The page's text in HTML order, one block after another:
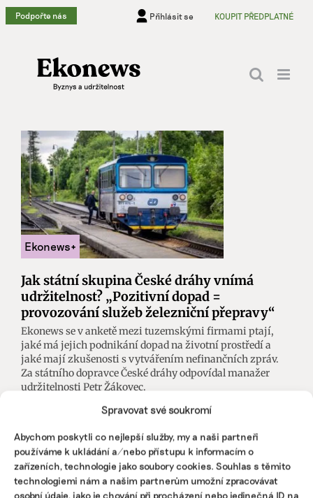
Spravovat své soukromí
Abychom poskytli co nejlepší služby, my a naši partneři
používáme k ukládání a/nebo přístupu k informacím o
zařízeních, technologie jako soubory cookies. Souhlas s těmito
technologiemi nám a našim partnerům umožní zpracovávat
osobní údaje, jako je chování při procházení nebo jedinečná ID na
Přeskočit
na
Podpořte nás Přihlásit se KOUPIT PŘEDPLATNÉ
Jak státní skupina České dráhy vnímá
udržitelnost? „Pozitivní dopad =
provozování služeb železniční přepravy“
Ekonews se v anketě mezi tuzemskými firmami ptají,
jaké má jejich podnikání dopad na životní prostředí a
jaké mají zkušenosti s vytvářením nefinančních zpráv.
Za státního dopravce České dráhy odpovídal manažer
udržitelnosti Petr Žákovec.
Martina Patočková